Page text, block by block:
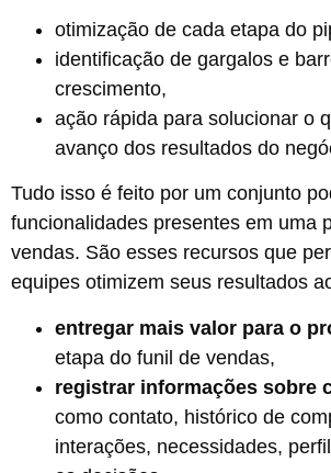
otimização de cada etapa do
identificação de gargalos e
crescimento,
ação rápida para solucionar o
avanço dos resultados do
Tudo isso é feito por um conjunto
funcionalidades presentes em uma
vendas. São esses recursos que
equipes otimizem seus resultados
entregar mais valor para o
etapa do funil de vendas,
registrar informações sobre
como contato, histórico de
interações, necessidades,